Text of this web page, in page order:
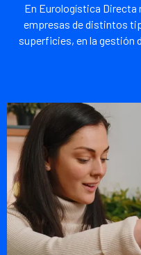
En Eurologística Directa
empresas de distintos
superficies, en la gestión